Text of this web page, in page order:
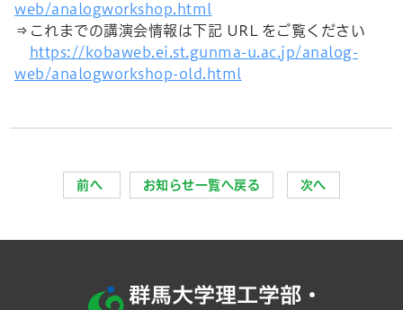
web/analogworkshop.html
⇒これまでの講演会情報は下記 URL をご覧ください
https://kobaweb.ei.st.gunma-u.ac.jp/analog-
web/analogworkshop-old.html
前へ お知らせ一覧へ戻る 次へ